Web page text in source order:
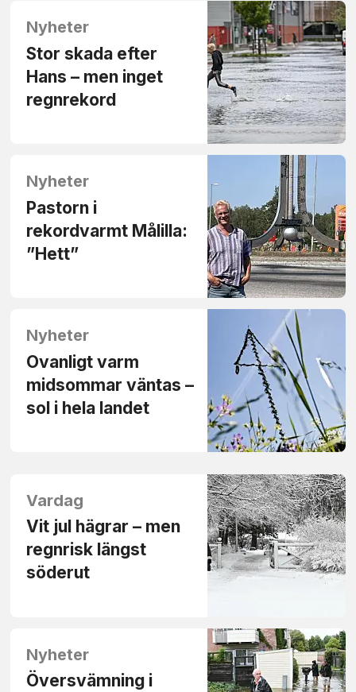
Nyheter
Stor skada efter
Hans – men inget
regnrekord
Nyheter
Pastorn i
rekordvarmt Målilla:
”Hett”
Nyheter
Ovanligt varm
midsommar väntas –
sol i hela landet
Vardag
Vit jul hägrar – men
regnrisk längst
söderut
Nyheter
Översvämning i